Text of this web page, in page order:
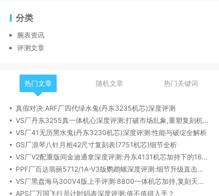
分类
腕表资讯
评测文章
热门文章 随机文章 热门关键词
真假对决:ARF厂四代绿水鬼(丹东3235机芯)深度评测
VS厂丹东3255真一体机心深度评测:打破市场乱象,重塑复刻机芯新标杆​
VS厂41无历黑水鬼(丹东3230机芯)深度评测:性能与破绽全解析
GS厂浪琴八针月相42尺寸复刻表(7751机芯)细节全析
VS厂V2配重版间金迪通拿深度评测:丹东4131机芯加持下的165克精密之作​
PPF厂百达翡丽5712/1A-V3版鹦鹉螺深度评测:细节升级直击正品
VS厂黑盘海马300V4版上手评测:8800一体机芯加持,复刻天花板实至名归?
APS厂万国飞行员计时码表深度评测:值不值得入手？